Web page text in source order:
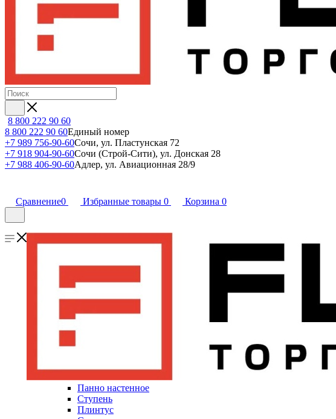
8 800 222 90 60
8 800 222 90 60Единый номер
+7 989 756-90-60Сочи, ул. Пластунская 72
+7 918 904-90-60Сочи (Строй-Сити), ул. Донская 28
+7 988 406-90-60Адлер, ул. Авиационная 28/9
Сравнение0 Избранные товары 0 Корзина 0
Панно настенное
Ступень
Плинтус